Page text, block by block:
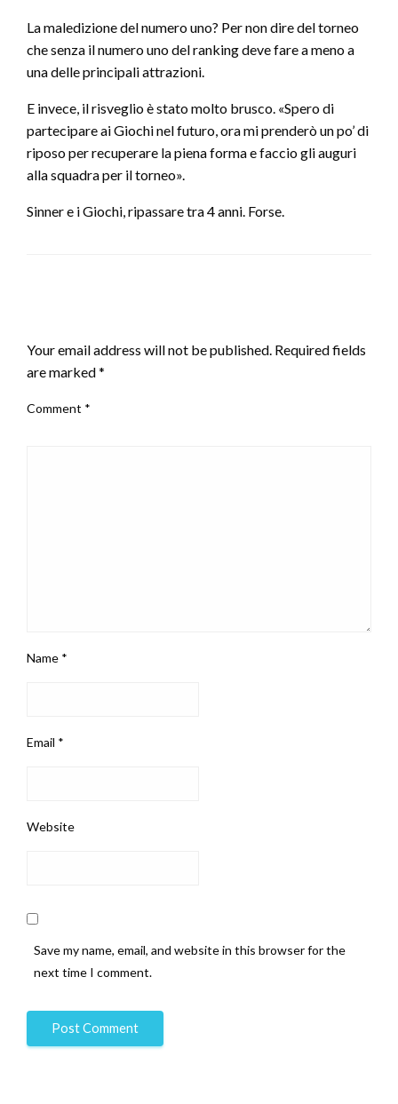
La maledizione del numero uno? Per non dire del torneo
che senza il numero uno del ranking deve fare a meno a
una delle principali attrazioni.
E invece, il risveglio è stato molto brusco. «Spero di
partecipare ai Giochi nel futuro, ora mi prenderò un po’ di
riposo per recuperare la piena forma e faccio gli auguri
alla squadra per il torneo».
Sinner e i Giochi, ripassare tra 4 anni. Forse.
Your email address will not be published. Required fields
are marked*
Comment *
Name *
Email *
Website
Save my name, email, and website in this browser for the
next time I comment.